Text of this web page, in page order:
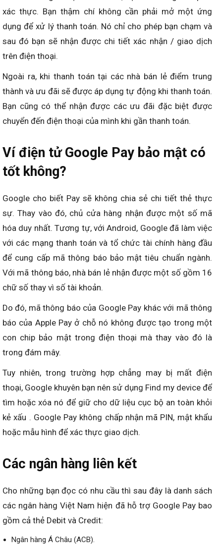
xác thực. Bạn thậm chí không cần phải mở một ứng
dụng để xử lý thanh toán. Nó chỉ cho phép bạn chạm và
sau đó bạn sẽ nhận được chi tiết xác nhận / giao dịch
trên điện thoại.
Ngoài ra, khi thanh toán tại các nhà bán lẻ điểm trung
thành và ưu đãi sẽ được áp dụng tự động khi thanh toán.
Bạn cũng có thể nhận được các ưu đãi đặc biệt được
chuyển đến điện thoại của mình khi gần thanh toán.
Ví điện tử Google Pay bảo mật có
tốt không?
Google cho biết Pay sẽ không chia sẻ chi tiết thẻ thực
sự. Thay vào đó, chủ cửa hàng nhận được một số mã
hóa duy nhất. Tương tự, với Android, Google đã làm việc
với các mạng thanh toán và tổ chức tài chính hàng đầu
để cung cấp mã thông báo bảo mật tiêu chuẩn ngành.
Với mã thông báo, nhà bán lẻ nhận được một số gồm 16
chữ số thay vì số tài khoản.
Do đó, mã thông báo của Google Pay khác với mã thông
báo của Apple Pay ở chỗ nó không được tạo trong một
con chip bảo mật trong điện thoại mà thay vào đó là
trong đám mây.
Tuy nhiên, trong trường hợp chẳng may bị mất điện
thoại, Google khuyên bạn nên sử dụng Find my device để
tìm hoặc xóa nó để giữ cho dữ liệu cục bộ an toàn khỏi
kẻ xấu . Google Pay không chấp nhận mã PIN, mật khẩu
hoặc mẫu hình để xác thực giao dịch.
Các ngân hàng liên kết
Cho những bạn đọc có nhu cầu thì sau đây là danh sách
các ngân hàng Việt Nam hiện đã hỗ trợ Google Pay bao
gồm cả thẻ Debit và Credit:
Ngân hàng Á Châu (ACB).